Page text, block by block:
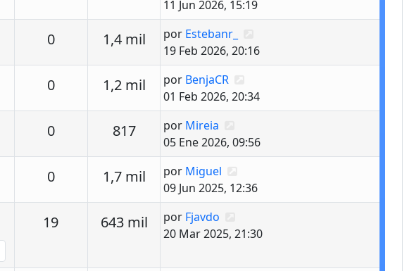
11 Jun 2026, 15:19
0Respuestas
1,4 milVistasÚltimo mensaje
por Estebanr_
19 Feb 2026, 20:16
0Respuestas
1,2 milVistasÚltimo mensaje
por BenjaCR
01 Feb 2026, 20:34
0Respuestas
817VistasÚltimo mensaje
por Mireia
05 Ene 2026, 09:56
0Respuestas
1,7 milVistasÚltimo mensaje
por Miguel
09 Jun 2025, 12:36
19Respuestas
643 milVistasÚltimo mensaje
por Fjavdo
20 Mar 2025, 21:30